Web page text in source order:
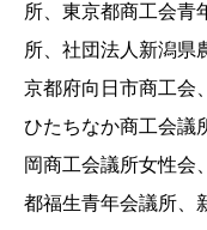
所、東京都商工会青
所、社団法人新潟県
京都府向日市商工会
ひたちなか商工会議
岡商工会議所女性会
都福生青年会議所、